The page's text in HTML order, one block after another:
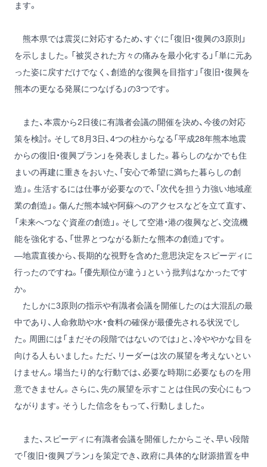
ます。
熊本県では震災に対応するため、すぐに「復旧・復興の3原則」
を示しました。「被災された方々の痛みを最小化する」「単に元あ
った姿に戻すだけでなく、創造的な復興を目指す」「復旧・復興を
熊本の更なる発展につなげる」の3つです。
また、本震から2日後に有識者会議の開催を決め、今後の対応
策を検討。そして8月3日、4つの柱からなる「平成28年熊本地震
からの復旧・復興プラン」を発表しました。暮らしのなかでも住
まいの再建に重きをおいた、「安心で希望に満ちた暮らしの創
造」。生活するには仕事が必要なので、「次代を担う力強い地域産
業の創造」。傷んだ熊本城や阿蘇へのアクセスなどを立て直す、
「未来へつなぐ資産の創造」。そして空港・港の復興など、交流機
能を強化する、「世界とつながる新たな熊本の創造」です。
―地震直後から、長期的な視野を含めた意思決定をスピーディに
行ったのですね。「優先順位が違う」という批判はなかったです
か。
たしかに3原則の指示や有識者会議を開催したのは大混乱の最
中であり、人命救助や水・食料の確保が最優先される状況でし
た。周囲には「まだその段階ではないのでは」と、冷ややかな目を
向ける人もいました。ただ、リーダーは次の展望を考えないとい
けません。場当たり的な行動では、必要な時期に必要なものを用
意できません。さらに、先の展望を示すことは住民の安心にもつ
ながります。そうした信念をもって、行動しました。
また、スピーディに有識者会議を開催したからこそ、早い段階
で「復旧・復興プラン」を策定でき、政府に具体的な財源措置を申